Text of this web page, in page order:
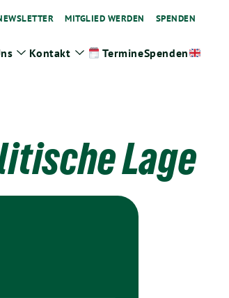
MITGLIED WERDEN SPENDEN
Zeige
Kontakt ZeigeTermineSpenden
Lage